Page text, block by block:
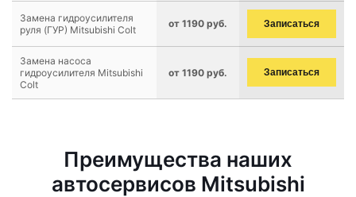
Замена гидроусилителя
руля (ГУР) Mitsubishi Colt
от 1190 руб. Записаться
Замена насоса
гидроусилителя Mitsubishi
Colt
от 1190 руб. Записаться
Преимущества наших
автосервисов Mitsubishi